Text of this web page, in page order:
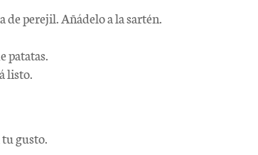
de perejil. Añádelo a la sartén.
patatas.
listo.
gusto.